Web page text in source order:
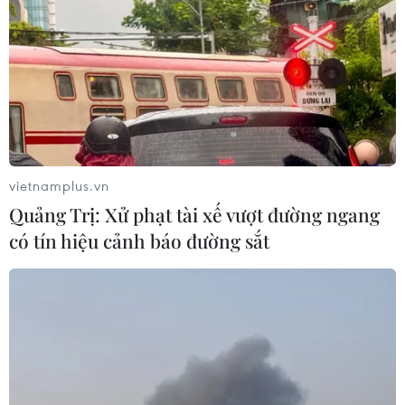
U22 Lào.
Ở lượt trận đầu tiên, U22 Việt Nam có chiến
thắng 6-0 trước U22 Brunei và hiện đang tạm
thời dẫn đầu bảng B./.
(TTXVN/Vietnam+)
vietnamplus.vn
Quảng Trị: Xử phạt tài xế vượt đường ngang
có tín hiệu cảnh báo đường sắt